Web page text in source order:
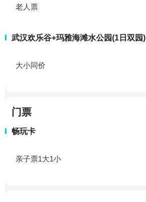
老人票
武汉欢乐谷+玛雅海滩水公园(1日双园)
大小同价
门票
畅玩卡
亲子票1大1小